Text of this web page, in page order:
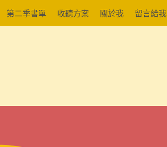
第二季書單 收聽方案 關於我 留言給我